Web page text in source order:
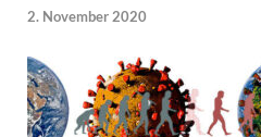
2. November 2020